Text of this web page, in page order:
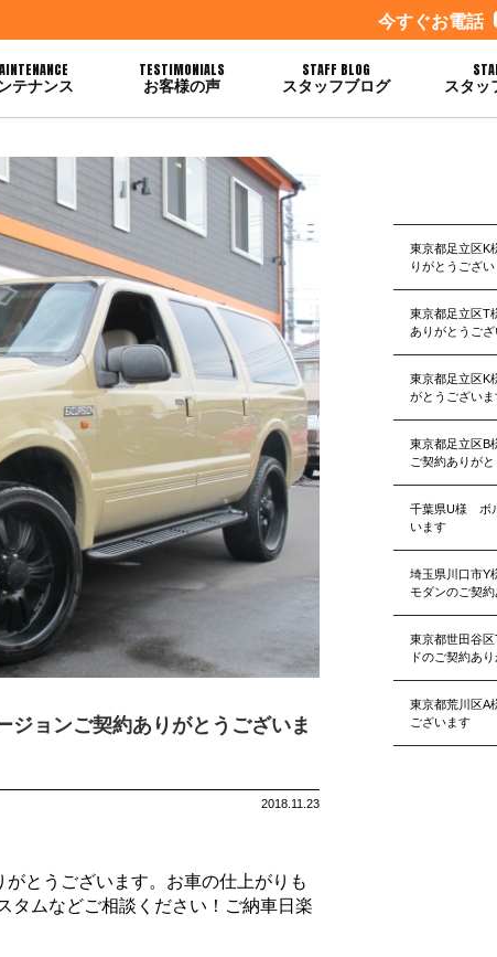
今すぐお電話
テナンス
TESTIMONIALS
お客様の声
STAFF BLOG
スタッフブログ スタッ
ざいます
ョンご契約ありがとうございま
2018.11.23
とうございます。お車の仕上がりも
タムなどご相談ください！ご納車日楽
東京都足立区K
りがとうござ
東京都足立区T
ありがとうご
東京都足立区K
がとうございま
東京都足立区B
ご契約ありがと
千葉県U様 ボ
います
埼玉県川口市Y
モダンのご契
東京都世田谷
ドのご契約あ
東京都荒川区A
ございます